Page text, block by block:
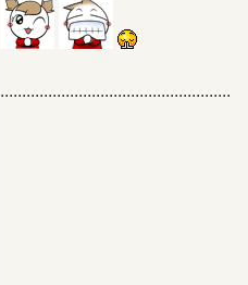
.....................................................